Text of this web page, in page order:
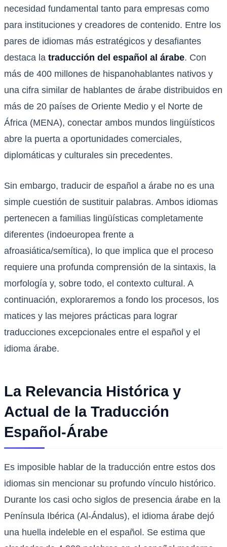
necesidad fundamental tanto para empresas como
para instituciones y creadores de contenido. Entre los
pares de idiomas más estratégicos y desafiantes
destaca la traducción del español al árabe. Con
más de 400 millones de hispanohablantes nativos y
una cifra similar de hablantes de árabe distribuidos en
más de 20 países de Oriente Medio y el Norte de
África (MENA), conectar ambos mundos lingüísticos
abre la puerta a oportunidades comerciales,
diplomáticas y culturales sin precedentes.
Sin embargo, traducir de español a árabe no es una
simple cuestión de sustituir palabras. Ambos idiomas
pertenecen a familias lingüísticas completamente
diferentes (indoeuropea frente a
afroasiática/semítica), lo que implica que el proceso
requiere una profunda comprensión de la sintaxis, la
morfología y, sobre todo, el contexto cultural. A
continuación, exploraremos a fondo los procesos, los
matices y las mejores prácticas para lograr
traducciones excepcionales entre el español y el
idioma árabe.
La Relevancia Histórica y
Actual de la Traducción
Español-Árabe
Es imposible hablar de la traducción entre estos dos
idiomas sin mencionar su profundo vínculo histórico.
Durante los casi ocho siglos de presencia árabe en la
Península Ibérica (Al-Ándalus), el idioma árabe dejó
una huella indeleble en el español. Se estima que